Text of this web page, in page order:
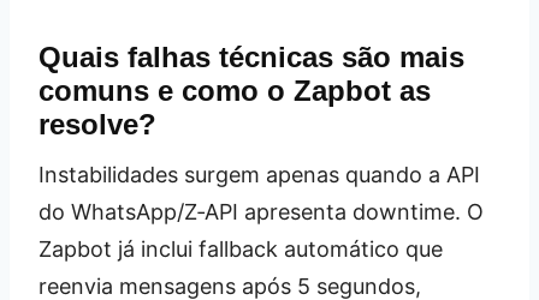
Quais falhas técnicas são mais
comuns e como o Zapbot as
resolve?
Instabilidades surgem apenas quando a API
do WhatsApp/Z‑API apresenta downtime. O
Zapbot já inclui fallback automático que
reenvia mensagens após 5 segundos,